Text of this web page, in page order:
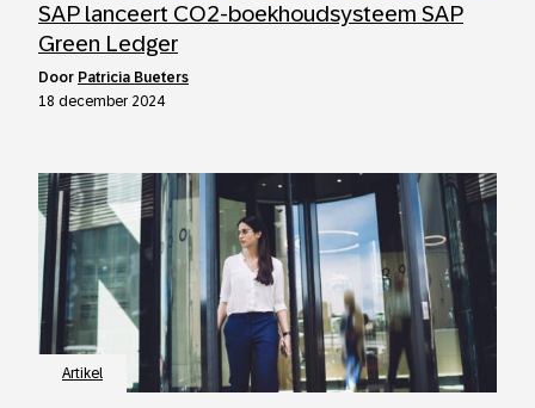
SAP lanceert CO2-boekhoudsysteem SAP
Green Ledger
door Patricia Bueters
18 december 2024
Artikel